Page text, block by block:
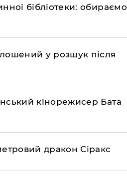
бібліотеки: обираємо
у розшук після
кінорежисер Бата
дракон Сіракс